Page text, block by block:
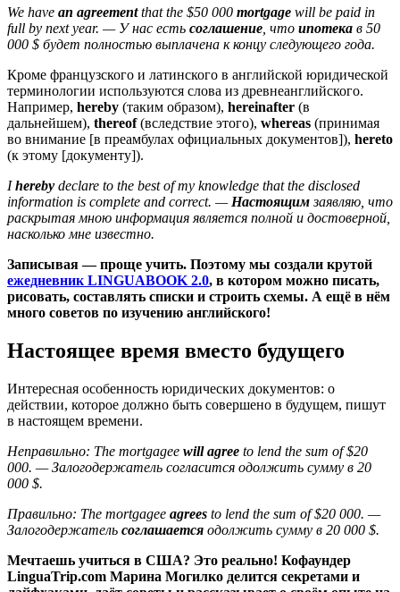
We have an agreementthat the $50 000 mortgage will be paid in
full by next year. — У нас есть соглашение , что ипотека в 50
000 $ будет полностью выплачена к концу следующего года.
Кроме французского и латинского в английской юридической
терминологии используются слова из древнеанглийского.
Например, hereby (таким образом), hereinafter (в
дальнейшем), thereof(вследствие этого), whereas (принимая
во внимание [в преамбулах официальных документов]), hereto
(к этому [документу]).
Ihereby declare to the best of my knowledge that the disclosed
information is complete and correct. — Настоящимзаявляю, что
раскрытая мною информация является полной и достоверной,
насколько мне известно.
Записывая — проще учить. Поэтому мы создали крутой
ежедневник LINGUABOOK 2.0, в котором можно писать,
рисовать, составлять списки и строить схемы. А ещё в нём
много советов по изучению английского!
Настоящее время вместо будущего
Интересная особенность юридических документов: о
действии, которое должно быть совершено в будущем, пишут
в настоящем времени.
Неправильно: The mortgagee will agree to lend the sum of $20
000. — Залогодержатель согласится одолжить сумму в 20
000 $.
Правильно: The mortgagee agrees to lend the sum of $20 000. —
Залогодержатель соглашается одолжить сумму в 20 000 $.
Мечтаешь учиться в США? Это реально! Кофаундер
LinguaTrip.com Марина Могилко делится секретами и